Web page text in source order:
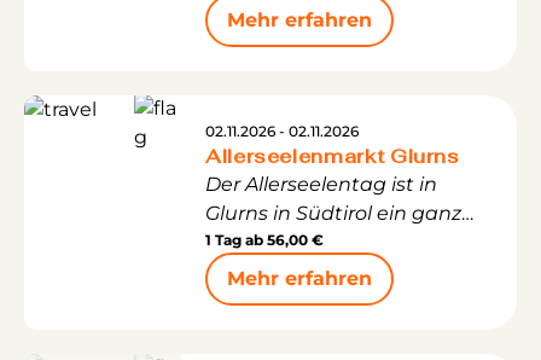
Weinberge und
Obstplantagen – all das
den herbstlichen Reiz dieser
Region, wenn die Früchte
geerntet sind, die Blätter
sich golden färben und die
Dolomitengipfel vielleicht
schon vom ersten Schnee
des nahenden Winters
Mehr erfahren
02.11.2026 - 02.11.2026
Allerseelenmarkt Glurns
Der Allerseelentag ist in
Glurns in Südtirol ein ganz
besonderer Feiertag!
1 Tag ab 56,00 €
Mehr erfahren